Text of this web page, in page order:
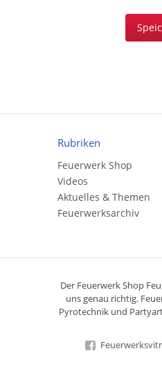
Rubriken
Feuerwerk Shop
Videos
Aktuelles & Themen
Feuerwerksarchiv
Der Feuerwerk Shop
uns genau richtig.
Pyrotechnikund